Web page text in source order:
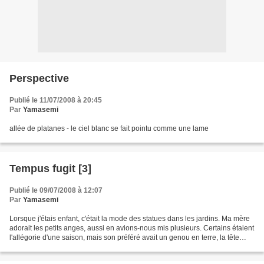
Perspective
Publié le 11/07/2008 à 20:45
Par Yamasemi
allée de platanes - le ciel blanc se fait pointu comme une lame
Tempus fugit [3]
Publié le 09/07/2008 à 12:07
Par Yamasemi
Lorsque j'étais enfant, c'était la mode des statues dans les jardins. Ma mère
adorait les petits anges, aussi en avions-nous mis plusieurs. Certains étaient
l'allégorie d'une saison, mais son préféré avait un genou en terre, la tête